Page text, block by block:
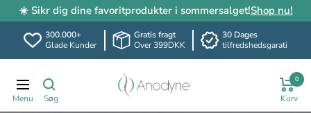
☀️ Sikr dig dine favoritprodukter i sommersalget!Shop nu!
300.000+
Glade Kunder
Gratis fragt
Over 399DKK
30 Dages
tilfredshedsgarati
indhold
Translation
missing:
Anodyne.dk 0